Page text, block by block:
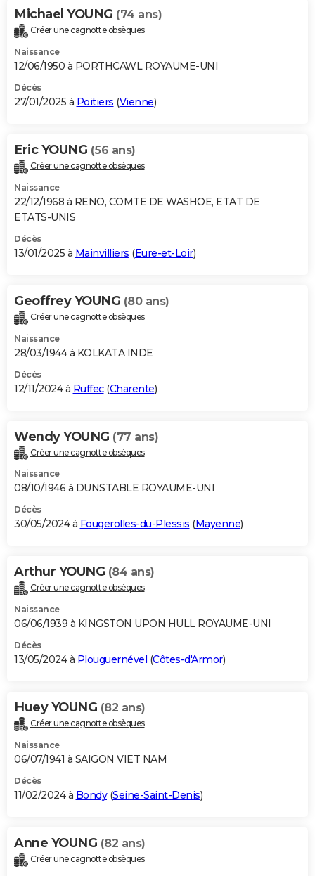
Michael YOUNG (74 ans)
Créer une cagnotte obsèques
Naissance
12/06/1950 à PORTHCAWL ROYAUME-UNI
Décès
27/01/2025 à Poitiers (Vienne)
Eric YOUNG (56 ans)
Créer une cagnotte obsèques
Naissance
22/12/1968 à RENO, COMTE DE WASHOE, ETAT DE
ETATS-UNIS
Décès
13/01/2025 à Mainvilliers (Eure-et-Loir)
Geoffrey YOUNG (80 ans)
Créer une cagnotte obsèques
Naissance
28/03/1944 à KOLKATA INDE
Décès
12/11/2024 à Ruffec(Charente)
Wendy YOUNG (77 ans)
Créer une cagnotte obsèques
Naissance
08/10/1946 à DUNSTABLE ROYAUME-UNI
Décès
30/05/2024 à Fougerolles-du-Plessis (Mayenne)
Arthur YOUNG (84 ans)
Créer une cagnotte obsèques
Naissance
06/06/1939 à KINGSTON UPON HULL ROYAUME-UNI
Décès
13/05/2024 à Plouguernével (Côtes-d'Armor)
Huey YOUNG (82 ans)
Créer une cagnotte obsèques
Naissance
06/07/1941 à SAIGON VIET NAM
Décès
11/02/2024 à Bondy(Seine-Saint-Denis)
Anne YOUNG (82 ans)
Créer une cagnotte obsèques